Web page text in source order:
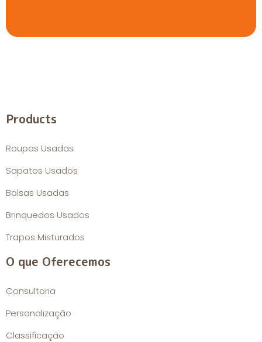
Products
Roupas Usadas
Sapatos Usados
Bolsas Usadas
Brinquedos Usados
Trapos Misturados
O que Oferecemos
Consultoria
Personalização
Classificação